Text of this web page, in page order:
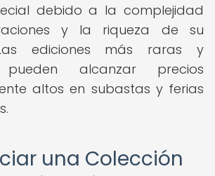
debido a la complejidad
y la riqueza de su
ediciones más raras y
pueden alcanzar precios
altos en subastas y ferias
una Colección